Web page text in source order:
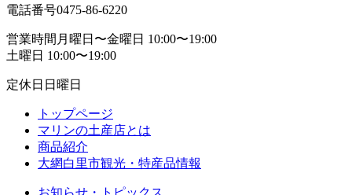
電話番号0475-86-6220
営業時間 月曜日〜金曜日 10:00〜19:00
土曜日 10:00〜19:00
定休日 日曜日
トップページ
マリンの土産店とは
商品紹介
大網白里市観光・特産品情報
お知らせ・トピックス